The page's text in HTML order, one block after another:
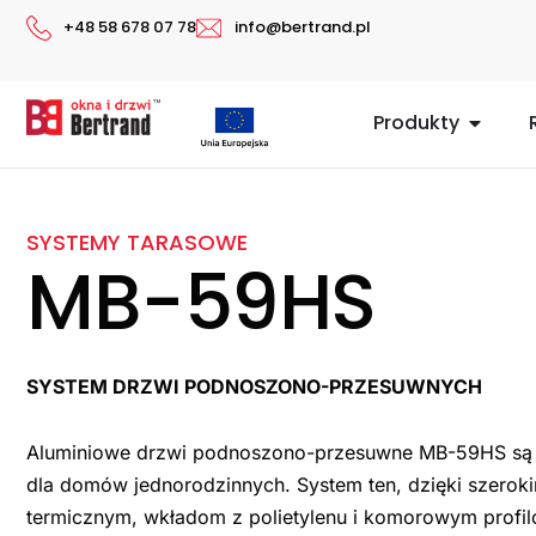
Przejdź
+48 58 678 07 78 info@bertrand.pl
Produkty Open
SYSTEMY TARASOWE
MB-59HS
SYSTEM DRZWI PODNOSZONO-PRZESUWNYCH
Aluminiowe drzwi podnoszono-przesuwne MB-59HS
dla domów jednorodzinnych. System ten, dzięki
termicznym, wkładom z polietylenu i komorowym